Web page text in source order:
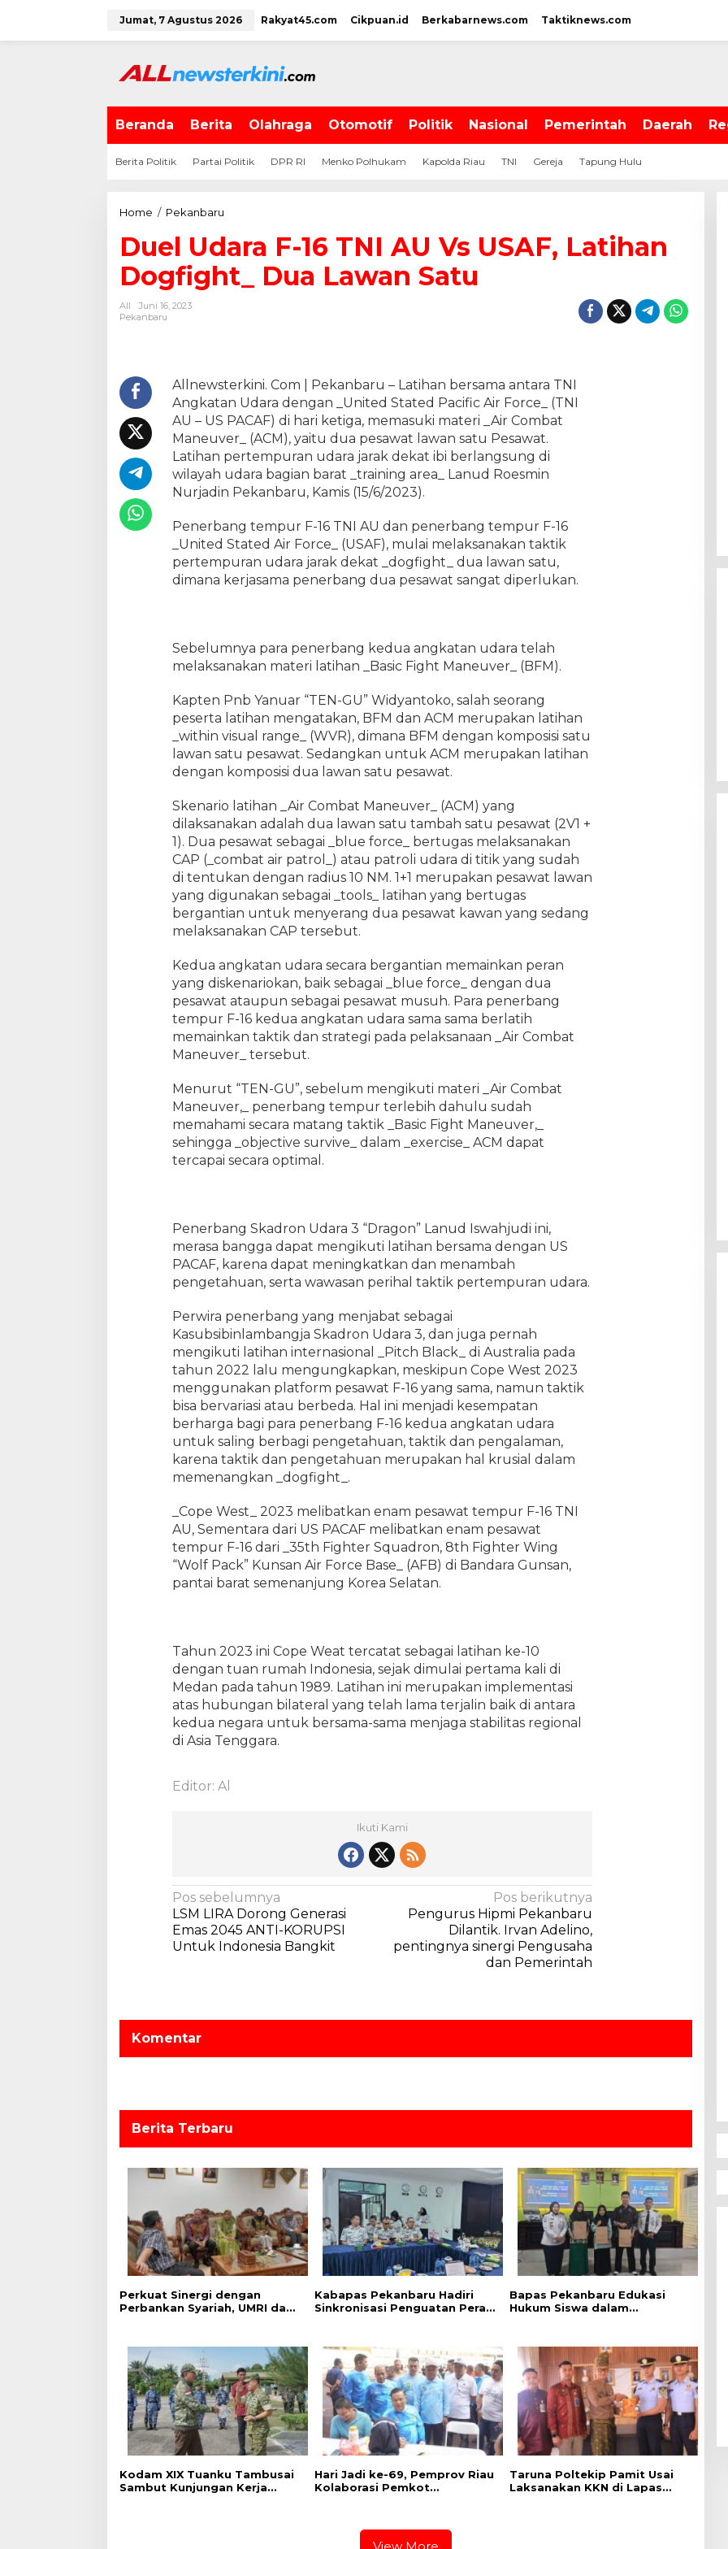
w
Jumat, 7 Agustus 2026 Rakyat45.com Cikpuan.id Berkabarnews.com Taktiknews.com
Beranda Berita Olahraga Otomotif Politik Nasional Pemerintah Daerah
Berita Politik Partai Politik DPR RI Menko Polhukam Kapolda Riau TNI Gereja Tapung Hulu
Home / Pekanbaru
e
U
1
6
T
N
I
A
U
s
U
A
F
t
i
a
n
D
o
g
g
h
t
_
D
u
a
L
w
a
S
a
t
u
Duel Udara F-16 TNI AU Vs USAF, Latihan
Dogfight_ Dua Lawan Satu
All
Juni 16, 2023
Pekanbaru
Allnewsterkini. Com | Pekanbaru – Latihan bersama antara TNI
Angkatan Udara dengan _United Stated Pacific Air Force_ (TNI
AU – US PACAF) di hari ketiga, memasuki materi _Air Combat
Maneuver_ (ACM), yaitu dua pesawat lawan satu Pesawat.
Latihan pertempuran udara jarak dekat ibi berlangsung di
wilayah udara bagian barat _training area_ Lanud Roesmin
Nurjadin Pekanbaru, Kamis (15/6/2023).
Penerbang tempur F-16 TNI AU dan penerbang tempur F-16
_United Stated Air Force_ (USAF), mulai melaksanakan taktik
pertempuran udara jarak dekat _dogfight_ dua lawan satu,
dimana kerjasama penerbang dua pesawat sangat diperlukan.
Sebelumnya para penerbang kedua angkatan udara telah
melaksanakan materi latihan _Basic Fight Maneuver_ (BFM).
Kapten Pnb Yanuar “TEN-GU” Widyantoko, salah seorang
peserta latihan mengatakan, BFM dan ACM merupakan latihan
_within visual range_ (WVR), dimana BFM dengan komposisi satu
lawan satu pesawat. Sedangkan untuk ACM merupakan latihan
dengan komposisi dua lawan satu pesawat.
Skenario latihan _Air Combat Maneuver_ (ACM) yang
dilaksanakan adalah dua lawan satu tambah satu pesawat (2V1 +
1). Dua pesawat sebagai _blue force_ bertugas melaksanakan
CAP (_combat air patrol_) atau patroli udara di titik yang sudah
di tentukan dengan radius 10 NM. 1+1 merupakan pesawat lawan
yang digunakan sebagai _tools_ latihan yang bertugas
bergantian untuk menyerang dua pesawat kawan yang sedang
melaksanakan CAP tersebut.
Kedua angkatan udara secara bergantian memainkan peran
yang diskenariokan, baik sebagai _blue force_ dengan dua
pesawat ataupun sebagai pesawat musuh. Para penerbang
tempur F-16 kedua angkatan udara sama sama berlatih
memainkan taktik dan strategi pada pelaksanaan _Air Combat
Maneuver_ tersebut.
Menurut “TEN-GU”, sebelum mengikuti materi _Air Combat
Maneuver,_ penerbang tempur terlebih dahulu sudah
memahami secara matang taktik _Basic Fight Maneuver,_
sehingga _objective survive_ dalam _exercise_ ACM dapat
tercapai secara optimal.
Penerbang Skadron Udara 3 “Dragon” Lanud Iswahjudi ini,
merasa bangga dapat mengikuti latihan bersama dengan US
PACAF, karena dapat meningkatkan dan menambah
pengetahuan, serta wawasan perihal taktik pertempuran udara.
Perwira penerbang yang menjabat sebagai
Kasubsibinlambangja Skadron Udara 3, dan juga pernah
mengikuti latihan internasional _Pitch Black_ di Australia pada
tahun 2022 lalu mengungkapkan, meskipun Cope West 2023
menggunakan platform pesawat F-16 yang sama, namun taktik
bisa bervariasi atau berbeda. Hal ini menjadi kesempatan
berharga bagi para penerbang F-16 kedua angkatan udara
untuk saling berbagi pengetahuan, taktik dan pengalaman,
karena taktik dan pengetahuan merupakan hal krusial dalam
memenangkan _dogfight_.
_Cope West_ 2023 melibatkan enam pesawat tempur F-16 TNI
AU, Sementara dari US PACAF melibatkan enam pesawat
tempur F-16 dari _35th Fighter Squadron, 8th Fighter Wing
“Wolf Pack” Kunsan Air Force Base_ (AFB) di Bandara Gunsan,
pantai barat semenanjung Korea Selatan.
Tahun 2023 ini Cope Weat tercatat sebagai latihan ke-10
dengan tuan rumah Indonesia, sejak dimulai pertama kali di
Medan pada tahun 1989. Latihan ini merupakan implementasi
atas hubungan bilateral yang telah lama terjalin baik di antara
kedua negara untuk bersama-sama menjaga stabilitas regional
di Asia Tenggara.
Editor: Al
Ikuti Kami
N
a
v
a
s
i
o
s
Pos sebelumnya
LSM LIRA Dorong Generasi
Emas 2045 ANTI-KORUPSI
Untuk Indonesia Bangkit
Pos berikutnya
Pengurus Hipmi Pekanbaru
Dilantik. Irvan Adelino,
pentingnya sinergi Pengusaha
dan Pemerintah
Komentar
Berita Terbaru
Perkuat Sinergi dengan
Perbankan Syariah, UMRI dan
untuk Pegawai
Kabapas Pekanbaru Hadiri
Sinkronisasi Penguatan Peran
Bapas Pekanbaru Edukasi
Hukum Siswa dalam
Kodam XIX Tuanku Tambusai
Sambut Kunjungan Kerja
‎Hari Jadi ke-69, Pemprov Riau
Kolaborasi Pemkot
Taruna Poltekip Pamit Usai
Laksanakan KKN di Lapas